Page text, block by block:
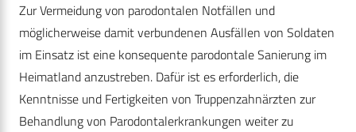
Zur Vermeidung von parodontalen Notfällen und
möglicherweise damit verbundenen Ausfällen von Soldaten
im Einsatz ist eine konsequente parodontale Sanierung im
Heimatland anzustreben. Dafür ist es erforderlich, die
Kenntnisse und Fertigkeiten von Truppenzahnärzten zur
Behandlung von Parodontalerkrankungen weiter zu